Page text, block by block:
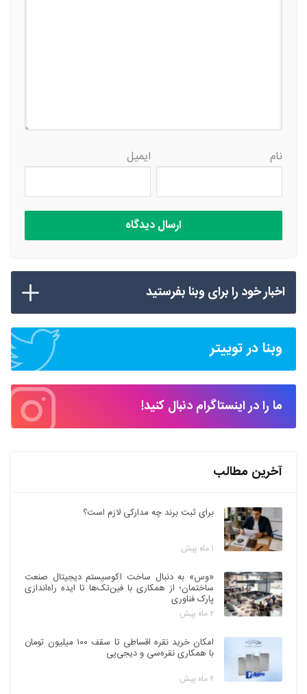
نام ایمیل
اخبار خود را برای وبنا بفرستید
وبنا در توییتر
ما را در اینستاگرام دنبال کنید!
آخرین مطالب
برای ثبت برند چه مدارکی لازم است؟
۱ ماه پیش
«وس» به دنبال ساخت اکوسیستم دیجیتال صنعت
ساختمان؛ از همکاری با فین‌تک‌ها تا ایده راه‌اندازی
پارک فناوری
۲ ماه پیش
امکان خرید نقره اقساطی تا سقف ۱۰۰ میلیون تومان
با همکاری نقره‌سی و دیجی‌پی
۲ ماه پیش